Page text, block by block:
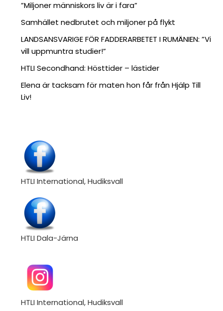
”Miljoner människors liv är i fara”
Samhället nedbrutet och miljoner på flykt
LANDSANSVARIGE FÖR FADDERARBETET I RUMÄNIEN: ”Vi
vill uppmuntra studier!”
HTLI Secondhand: Hösttider – lästider
Elena är tacksam för maten hon får från Hjälp Till
Liv!
HTLI International, Hudiksvall
HTLI Dala-Järna
HTLI International, Hudiksvall